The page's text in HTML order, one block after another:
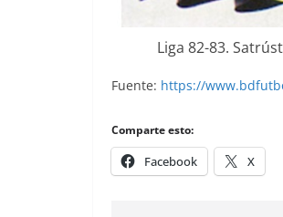
Liga 82-83.
Fuente: https://
Comparte esto:
Facebook X